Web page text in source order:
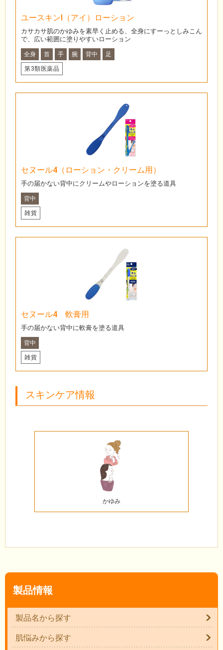
ユースキンI（アイ）ローション
カサカサ肌のかゆみを素早く止める、全身にすーっとしみこん
で、広い範囲に塗りやすいローション
全身 首 手 腕 背中 足
第3類医薬品
セヌール4（ローション・クリーム用）
手の届かない背中にクリームやローションを塗る道具
背中
雑貨
セヌール4 軟膏用
手の届かない背中に軟膏を塗る道具
背中
雑貨
スキンケア情報
かゆみ
製品情報
製品名から探す
肌悩みから探す